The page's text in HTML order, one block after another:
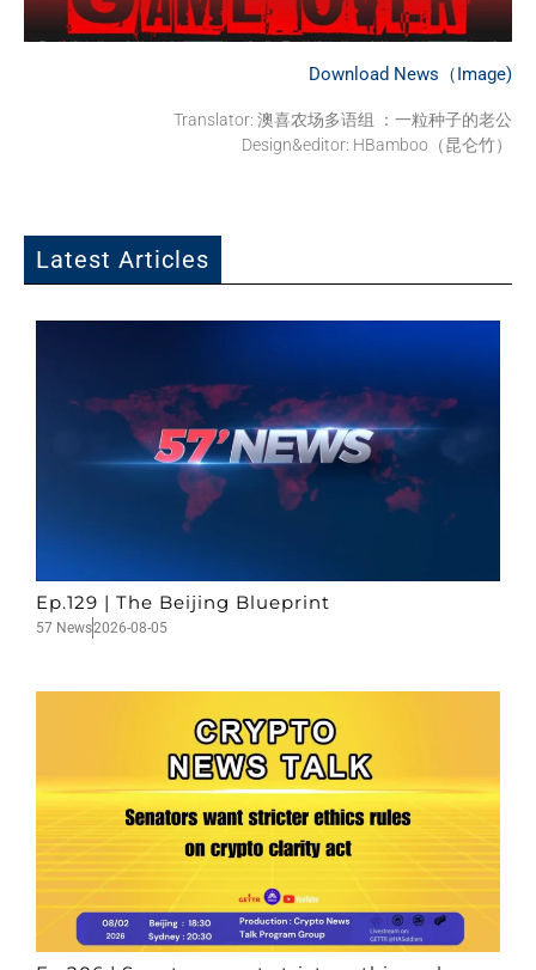
Download News（Image)
Translator: 澳喜农场多语组 ：一粒种子的老公
Design&editor: HBamboo（昆仑竹）
Latest Articles
Ep.129 | The Beijing Blueprint
57 News2026-08-05